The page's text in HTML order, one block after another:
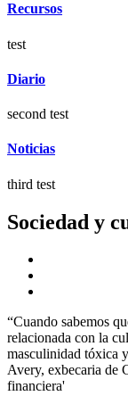
Recursos
test
Diario
second test
Noticias
third test
Sociedad y
“Cuando sabemos
relacionada con la
masculinidad tóxica
Avery, exbecaria de
financiera'